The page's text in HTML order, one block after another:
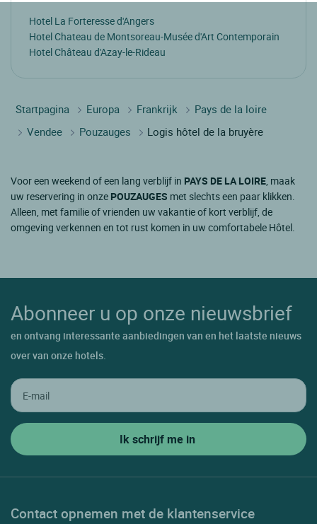
Hotel La Forteresse d'Angers
Hotel Chateau de Montsoreau-Musée d'Art Contemporain
Hotel Château d'Azay-le-Rideau
Startpagina Europa Frankrijk
Pays de la loire
Vendee
Pouzauges Logis hôtel de la bruyère
Voor een weekend of een lang verblijf in PAYS DE LA LOIRE, maak
uw reservering in onze POUZAUGES met slechts een paar klikken.
Alleen, met familie of vrienden uw vakantie of kort verblijf, de
omgeving verkennen en tot rust komen in uw comfortabele Hôtel.
Abonneer u op onze nieuwsbrief
en ontvang interessante aanbiedingen van en het laatste nieuws
over van onze hotels.
Contact opnemen met de klantenservice